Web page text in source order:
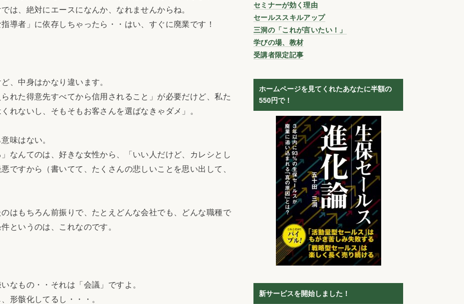
は、絶対にエースになんか、なれませんからね。
導者」に依存しちゃったら・・はい、すぐに廃業です！
、中身はかなり違います。
れた得意先すべてから信用されること」が必要だけど、私た
れないし、そもそもお客さんを選ばなきゃダメ」。
味はない。
なんてのは、好きな女性から、「いい人だけど、カレシとし
ですから（書いてて、たくさんの悲しいことを思い出して、
はもちろん前振りで、たとえどんな会社でも、どんな職種で
というのは、これなのです。
なもの・・それは「会議」ですよ。
形骸化してるし・・・。
セミナーが効く理由
セールススキルアップ
三洞の「これが言いたい！」
学びの場、教材
受講者限定記事
ホームページを見てくれたあなたに半額の
550円で！
新サービスを開始しました！